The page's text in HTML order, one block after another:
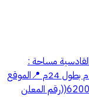
‏مخطط : 375/ق حي القادسية ‏مساحة :
720م ‏قطعة رقم : 1854 ‏جنوباً شارع عرض 15م بطول 24م ‏📍الموقع
‏⁦‪maps.app.goo.gl/wamJJgJtR9VWw4…‬⁩ ‏6200((رقم المعلن